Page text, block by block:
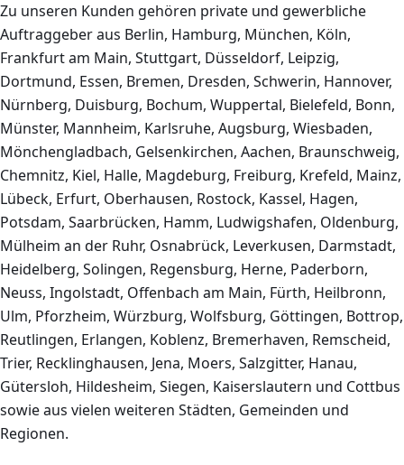
Zu unseren Kunden gehören private und gewerbliche
Auftraggeber aus Berlin, Hamburg, München, Köln,
Frankfurt am Main, Stuttgart, Düsseldorf, Leipzig,
Dortmund, Essen, Bremen, Dresden, Schwerin, Hannover,
Nürnberg, Duisburg, Bochum, Wuppertal, Bielefeld, Bonn,
Münster, Mannheim, Karlsruhe, Augsburg, Wiesbaden,
Mönchengladbach, Gelsenkirchen, Aachen, Braunschweig,
Chemnitz, Kiel, Halle, Magdeburg, Freiburg, Krefeld, Mainz,
Lübeck, Erfurt, Oberhausen, Rostock, Kassel, Hagen,
Potsdam, Saarbrücken, Hamm, Ludwigshafen, Oldenburg,
Mülheim an der Ruhr, Osnabrück, Leverkusen, Darmstadt,
Heidelberg, Solingen, Regensburg, Herne, Paderborn,
Neuss, Ingolstadt, Offenbach am Main, Fürth, Heilbronn,
Ulm, Pforzheim, Würzburg, Wolfsburg, Göttingen, Bottrop,
Reutlingen, Erlangen, Koblenz, Bremerhaven, Remscheid,
Trier, Recklinghausen, Jena, Moers, Salzgitter, Hanau,
Gütersloh, Hildesheim, Siegen, Kaiserslautern und Cottbus
sowie aus vielen weiteren Städten, Gemeinden und
Regionen.